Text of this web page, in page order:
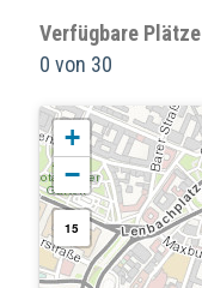
Verfügbare Plätze
0 von 30
+
−
15